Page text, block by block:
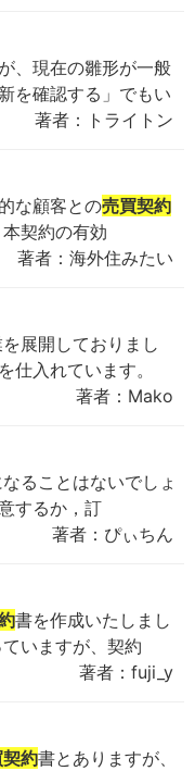
、現在の雛形が一般
を確認する」でもい
著者：トライトン
な顧客との売買契約
契約の有効
著者：海外住みたい
展開しておりまし
仕入れています。
著者：Mako
ることはないでしょ
するか，訂
著者：ぴぃちん
書を作成いたしまし
いますが、契約
著者：fuji_y
約書とありますが、